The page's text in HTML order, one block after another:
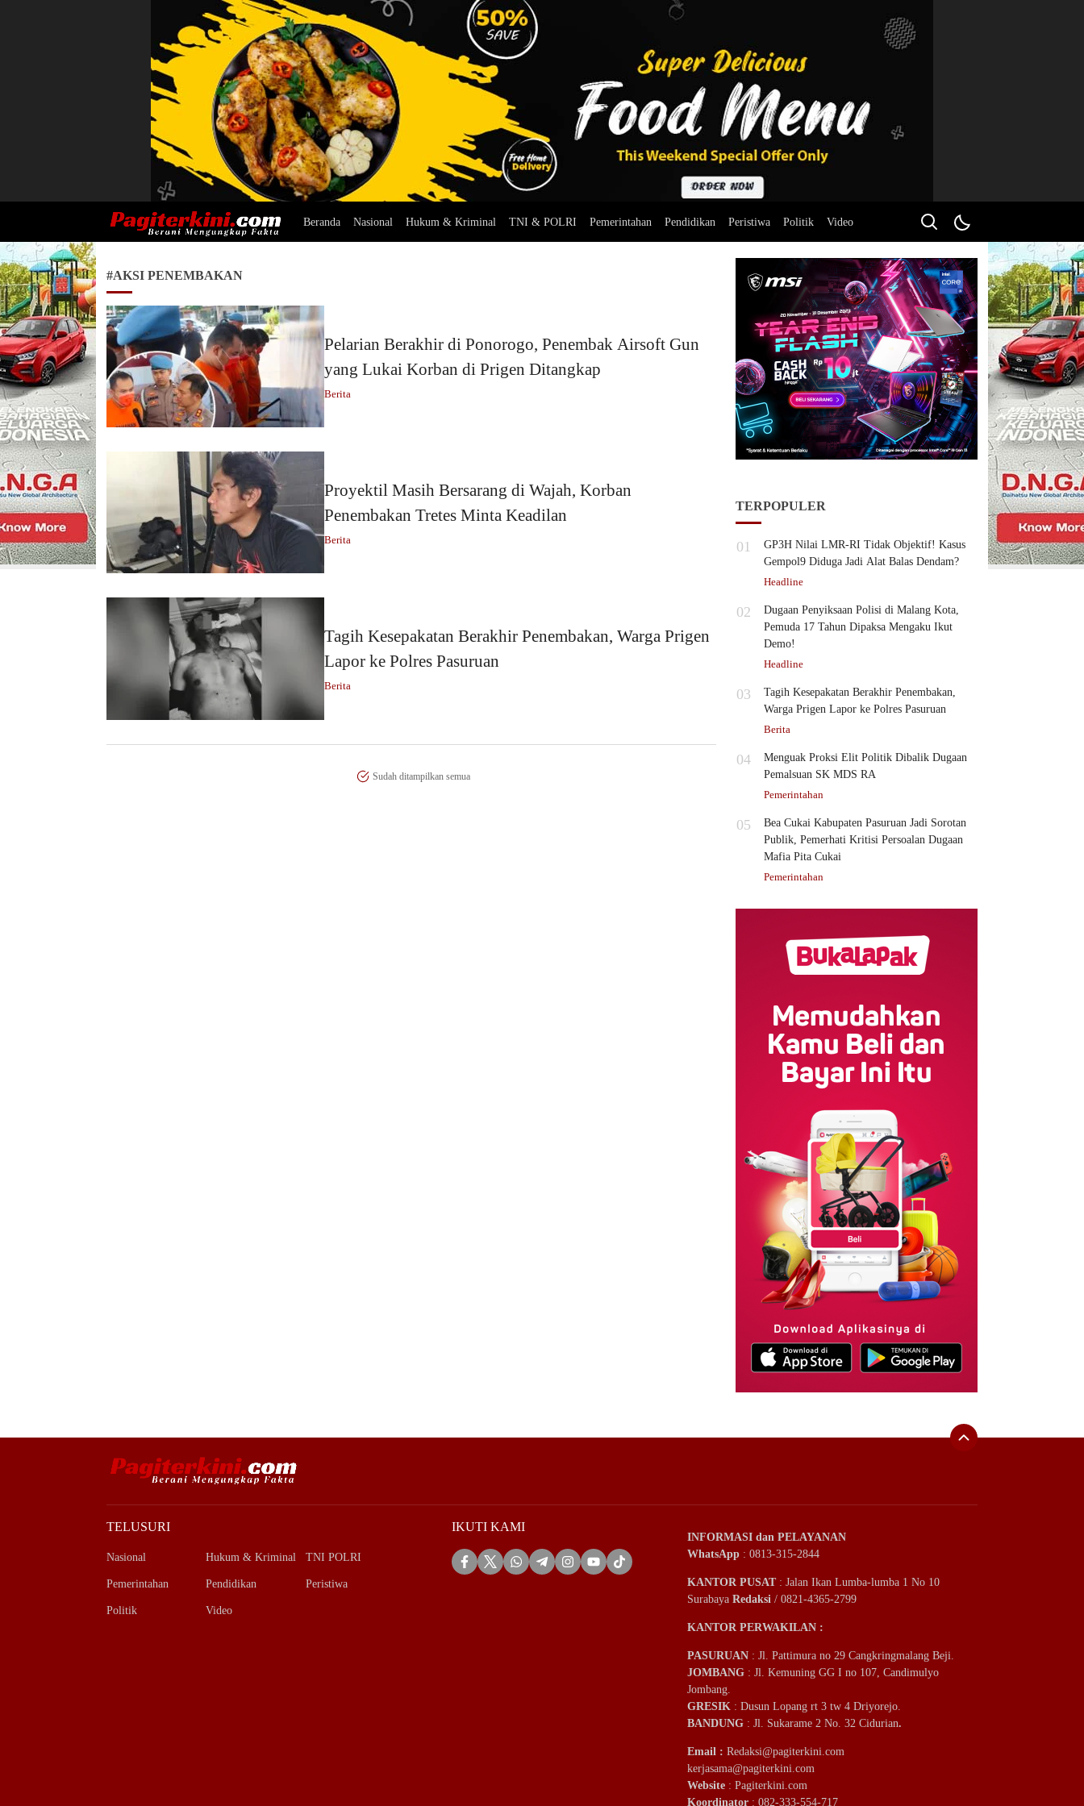
Beranda Nasional Hukum & Kriminal TNI & POLRI Pemerintahan Pendidikan Peristiwa Politik Video
#AKSI PENEMBAKAN
Pelarian Berakhir di Ponorogo, Penembak Airsoft Gun
yang Lukai Korban di Prigen Ditangkap
Berita
Proyektil Masih Bersarang di Wajah, Korban
Penembakan Tretes Minta Keadilan
Berita
Tagih Kesepakatan Berakhir Penembakan, Warga Prigen
Lapor ke Polres Pasuruan
Berita
Sudah ditampilkan semua
TERPOPULER
01
GP3H Nilai LMR-RI Tidak Objektif! Kasus
Gempol9 Diduga Jadi Alat Balas Dendam?
Headline
02
Dugaan Penyiksaan Polisi di Malang Kota,
Pemuda 17 Tahun Dipaksa Mengaku Ikut
Demo!
Headline
03
Tagih Kesepakatan Berakhir Penembakan,
Warga Prigen Lapor ke Polres Pasuruan
Berita
04
Menguak Proksi Elit Politik Dibalik Dugaan
Pemalsuan SK MDS RA
Pemerintahan
05
Bea Cukai Kabupaten Pasuruan Jadi Sorotan
Publik, Pemerhati Kritisi Persoalan Dugaan
Mafia Pita Cukai
Pemerintahan
TELUSURI
Nasional Hukum & Kriminal TNI POLRI
Pemerintahan Pendidikan Peristiwa
Politik Video
IKUTI KAMI
INFORMASI dan PELAYANAN
WhatsApp : 0813-315-2844
KANTOR PUSAT: Jalan Ikan Lumba-lumba 1 No 10
Surabaya Redaksi / 0821-4365-2799
KANTOR PERWAKILAN :
PASURUAN : Jl. Pattimura no 29 Cangkringmalang Beji.
JOMBANG : Jl. Kemuning GG I no 107, Candimulyo
Jombang.
GRESIK : Dusun Lopang rt 3 tw 4 Driyorejo.
BANDUNG : Jl. Sukarame 2 No. 32 Cidurian.
Email : Redaksi@pagiterkini.com
kerjasama@pagiterkini.com
Website : Pagiterkini.com
Koordinator : 082-333-554-717